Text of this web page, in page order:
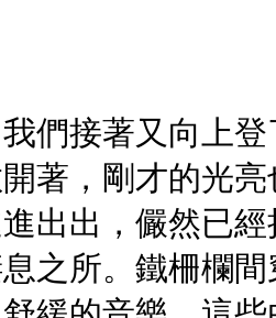
接著又向上登
著，剛才的光
出出，儼然已
之所。鐵柵欄